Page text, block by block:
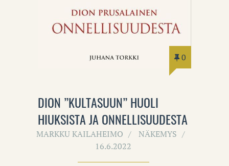
0
DION ”KULTASUUN” HUOLI
HIUKSISTA JA ONNELLISUUDESTA
MARKKU KAILAHEIMO
NÄKEMYS
16.6.2022